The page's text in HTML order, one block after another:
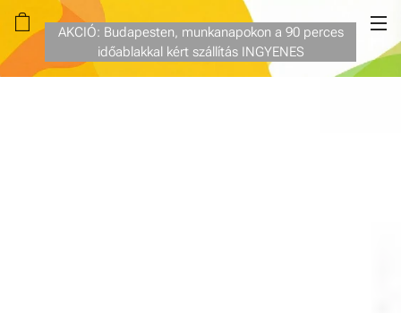
AKCIÓ: Budapesten, munkanapokon a 90 perces
időablakkal kért szállítás INGYENES